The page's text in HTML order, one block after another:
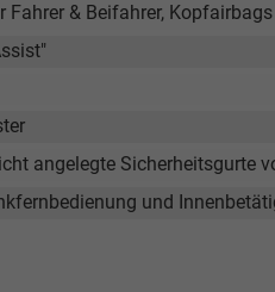
Fahrer & Beifahrer,
angelegte Sicherheitsgurte
und
calakovic@take-your-car.de